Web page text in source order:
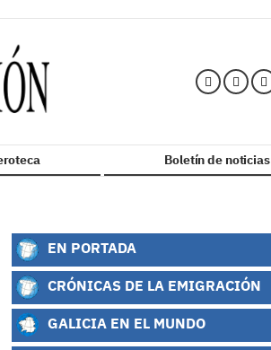
Boletín de noticias
EN PORTADA
CRÓNICAS DE LA EMIGRACIÓN
GALICIA EN EL MUNDO